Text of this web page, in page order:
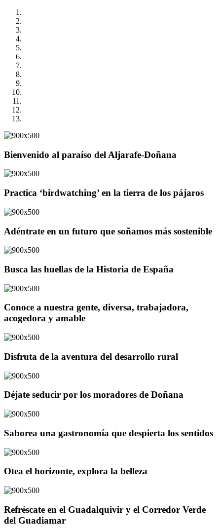
Bienvenido al paraíso del Aljarafe-Doñana
Practica ‘birdwatching’ en la tierra de los pájaros
Adéntrate en un futuro que soñamos más sostenible
Busca las huellas de la Historia de España
Conoce a nuestra gente, diversa, trabajadora,
acogedora y amable
Disfruta de la aventura del desarrollo rural
Déjate seducir por los moradores de Doñana
Saborea una gastronomía que despierta los sentidos
Otea el horizonte, explora la belleza
Refréscate en el Guadalquivir y el Corredor Verde
del Guadiamar